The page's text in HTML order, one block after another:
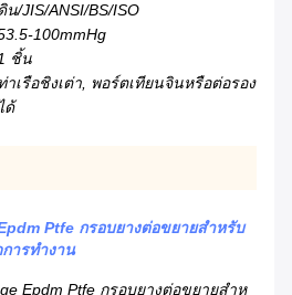
น/JIS/ANSI/BS/ISO
100mmHg
ชิ้น
ท่าเรือชิงเต่า, พอร์ตเทียนจินหรือต่อรอง
ได้
Ptfe กรอบยางต่อขยายสําหรับ
ารทํางาน
Epdm Ptfe กรอบยางต่อขยายสําห